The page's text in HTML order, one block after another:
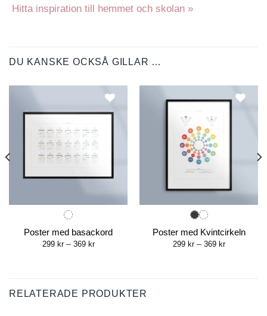
Hitta inspiration till hemmet och skolan »
DU KANSKE OCKSÅ GILLAR …
Poster med basackord
299 kr – 369 krPrice
Poster med Kvintcirkeln
299 kr – 369 krPrice
RELATERADE PRODUKTER